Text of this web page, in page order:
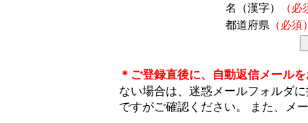
名（漢字）
（必
都道府県 （必須
＊ご登録直後に、自動返信メール
ない場合は、迷惑メールフォルダ
ですがご確認ください。 また、メ